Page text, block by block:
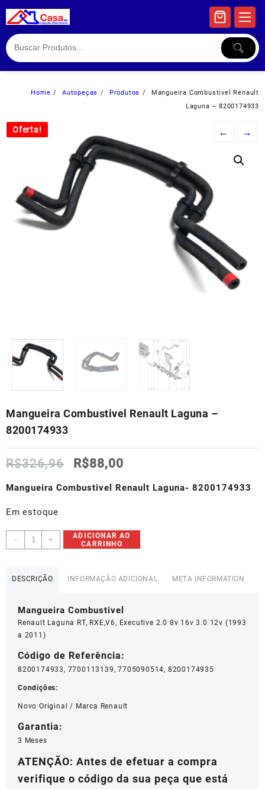
to
Home Autopeças Produtos
Mangueira Combustivel Renault
Laguna – 8200174933
Oferta! ← →
Mangueira Combustivel Renault Laguna –
8200174933
R$326,96
O
original
R$88,00
atual
Mangueira Combustivel Renault Laguna- 8200174933
Em estoque
-
Mangueira
Combustivel
Laguna
quantidade
+
ADICIONAR AO
CARRINHO
DESCRIÇÃO INFORMAÇÃO ADICIONAL META INFORMATION
Mangueira Combustivel
Renault Laguna RT, RXE,V6, Executive 2.0 8v 16v 3.0 12v (1993
a 2011)
Código de Referência:
8200174933, 7700113139, 7705090514, 8200174935
Condições:
Novo Original / Marca Renault
Garantia:
3 Meses
ATENÇÃO: Antes de efetuar a compra
verifique o código da sua peça que está
Oferta!